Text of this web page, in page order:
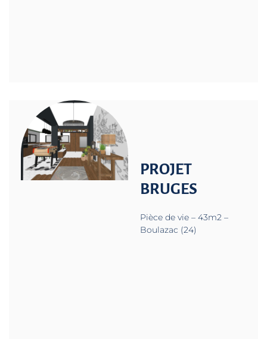
PROJET
BRUGES
Pièce de vie – 43m2 –
Boulazac (24)